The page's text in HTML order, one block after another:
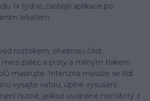
1x týdně, častější aplikace po
lékařem.
roztokem, ohebnou část
palec a prsty a mírným tlakem
masírujte. Intenzita masáže se řídí
vysajte vatou, úplné vysušení
nutné, jelikož uvolněné nečistoty z